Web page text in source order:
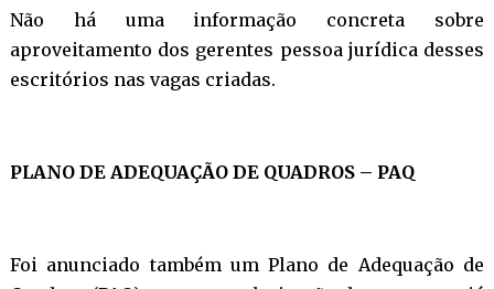
Não há uma informação concreta sobre
aproveitamento dos gerentes pessoa jurídica desses
escritórios nas vagas criadas.
PLANO DE ADEQUAÇÃO DE QUADROS – PAQ
Foi anunciado também um Plano de Adequação de